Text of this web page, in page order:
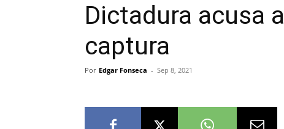
Dictadura acusa
captura
Por Edgar Fonseca - Sep 8, 2021